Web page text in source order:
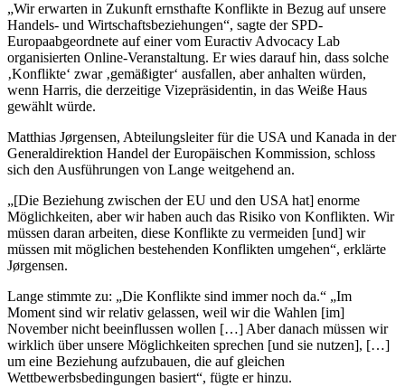
„Wir erwarten in Zukunft ernsthafte Konflikte in Bezug auf unsere
Handels- und Wirtschaftsbeziehungen“, sagte der SPD-
Europaabgeordnete auf einer vom Euractiv Advocacy Lab
organisierten Online-Veranstaltung. Er wies darauf hin, dass solche
‚Konflikte‘ zwar ‚gemäßigter‘ ausfallen, aber anhalten würden,
wenn Harris, die derzeitige Vizepräsidentin, in das Weiße Haus
gewählt würde.
Matthias Jørgensen, Abteilungsleiter für die USA und Kanada in der
Generaldirektion Handel der Europäischen Kommission, schloss
sich den Ausführungen von Lange weitgehend an.
„[Die Beziehung zwischen der EU und den USA hat] enorme
Möglichkeiten, aber wir haben auch das Risiko von Konflikten. Wir
müssen daran arbeiten, diese Konflikte zu vermeiden [und] wir
müssen mit möglichen bestehenden Konflikten umgehen“, erklärte
Jørgensen.
Lange stimmte zu: „Die Konflikte sind immer noch da.“ „Im
Moment sind wir relativ gelassen, weil wir die Wahlen [im]
November nicht beeinflussen wollen […] Aber danach müssen wir
wirklich über unsere Möglichkeiten sprechen [und sie nutzen], […]
um eine Beziehung aufzubauen, die auf gleichen
Wettbewerbsbedingungen basiert“, fügte er hinzu.